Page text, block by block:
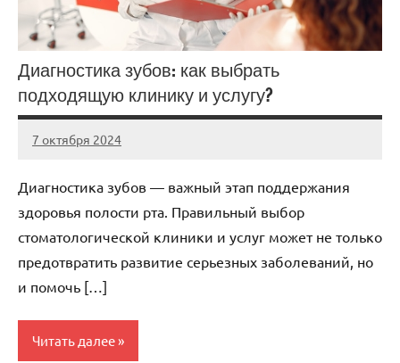
Диагностика зубов: как выбрать
подходящую клинику и услугу?
7 октября 2024
Avtor
Нет
Диагностика зубов — важный этап поддержания
здоровья полости рта. Правильный выбор
стоматологической клиники и услуг может не только
предотвратить развитие серьезных заболеваний, но
и помочь […]
Читать далее